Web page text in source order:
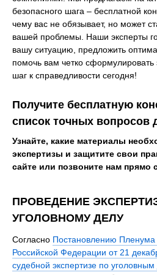
безопасного шага – бесплатной
чему вас не обязывает, но может
вашей проблемы. Наши эксперты
вашу ситуацию, предложить
помочь вам четко
шаг к справедливости сегодня!
Получите бесплатную
список точных вопросов
Узнайте, какие материалы
экспертизы и защитите свои
сайте или позвоните нам прямо
ПРОВЕДЕНИЕ
УГОЛОВНОМУ ДЕЛУ
Согласно Постановлению Пленума
Российской Федерации от 21
судебной экспертизе по